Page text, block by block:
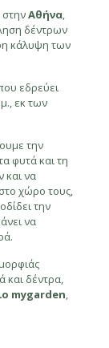
στηνΑθήνα,
δέντρων
κάλυψη των
εδρεύει
εκ των
την
φυτά και τη
και να
χώρο τους,
την
να
και δέντρα,
mygarden